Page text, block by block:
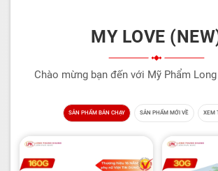
MY LOVE
Chào mừng bạn đến với Mỹ Phẩm Long
SẢN PHẨM BÁN CHẠY SẢN PHẨM MỚI VỀ XEM